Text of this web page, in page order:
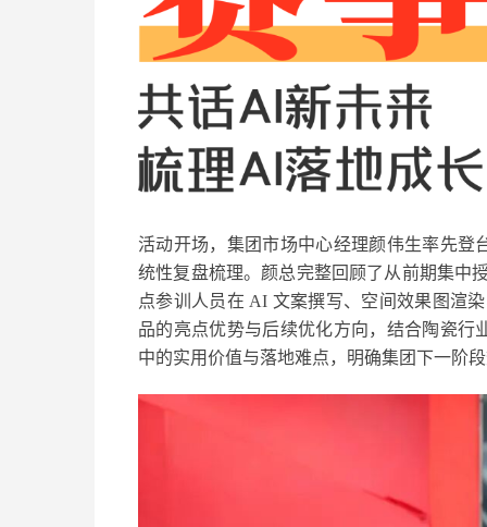
活动开场，集团市场中心经理颜伟生率先
统性复盘梳理。颜总完整回顾了从前期集中
点参训人员在 AI 文案撰写、空间效果图渲
品的亮点优势与后续优化方向，结合陶瓷
中的实用价值与落地难点，明确集团下一阶